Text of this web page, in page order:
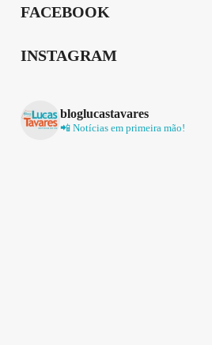
FACEBOOK
INSTAGRAM
bloglucastavares
📲 Notícias em primeira mão!